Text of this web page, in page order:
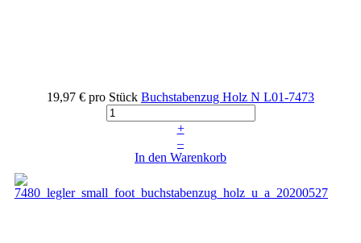
19,97 € pro Stück Buchstabenzug Holz N L01-7473
+
–
In den Warenkorb